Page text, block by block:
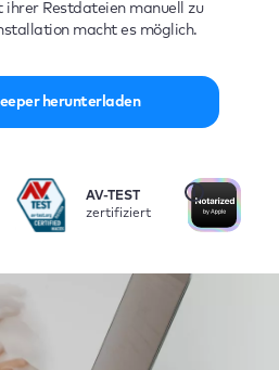
Restdateien manuell zu
macht es möglich.
herunterladen
i
AV-TEST
zertifiziert